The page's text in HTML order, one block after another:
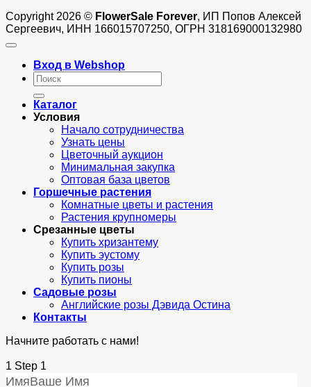
Copyright 2026 © FlowerSale Forever, ИП Попов Алексей
Сергеевич, ИНН 166015707250, ОГРН 318169000132980
Вход в Webshop
Искать:
Каталог
Условия
Начало сотрудничества
Узнать цены
Цветочный аукцион
Минимальная закупка
Оптовая база цветов
Горшечные растения
Комнатные цветы и растения
Растения крупномеры
Срезанные цветы
Купить хризантему
Купить эустому
Купить розы
Купить пионы
Садовые розы
Английские розы Дэвида Остина
Контакты
Начните работать с нами!
1 Step 1
ИмяВаше Имя